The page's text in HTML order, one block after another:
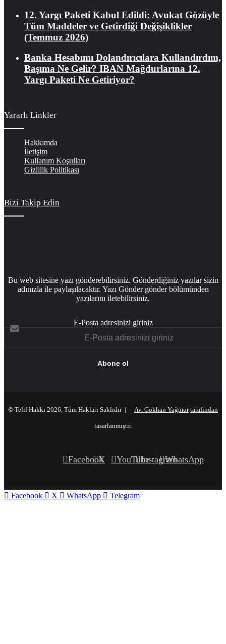
12. Yargı Paketi Kabul Edildi: Avukat Gözüyle
Tüm Maddeler ve Getirdiği Değişiklikler
(Temmuz 2026)
Banka Hesabımı Dolandırıcılara Kullandırdım,
Başıma Ne Gelir? IBAN Mağdurlarına 12.
Yargı Paketi Ne Getiriyor?
Yararlı Linkler
Hakkımda
İletişim
Kullanım Koşulları
Gizlilik Politikası
Bizi Takip Edin
Bu web sitesine yazı gönderebilirsiniz. Gönderdiğiniz yazılar sizin
adınızla ile paylaşılacaktır. Yazı Gönder gönder bölümünden
yazılarını iletebilirsiniz.
E-Posta adresinizi giriniz
© Telif Hakkı 2026, Tüm Hakları Saklıdır | Av. Gökhan Yağmur tarafından
tasarlanmıştır.
Facebook
X YouTubeInstagramWhatsApp
Facebook X WhatsApp Telegram